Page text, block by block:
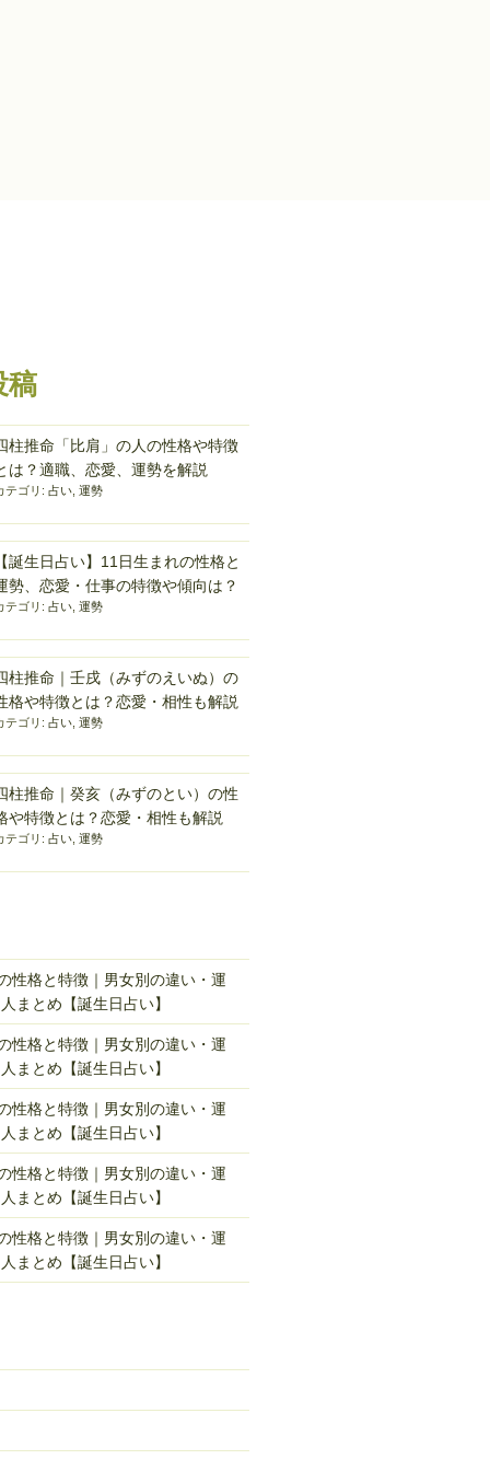
稿
柱推命「比肩」の人の性格や特徴
は？適職、恋愛、運勢を解説
テゴリ: 占い, 運勢
【誕生日占い】11日生まれの性格と
勢、恋愛・仕事の特徴や傾向は？
テゴリ: 占い, 運勢
柱推命｜壬戌（みずのえいぬ）の
格や特徴とは？恋愛・相性も解説
テゴリ: 占い, 運勢
柱推命｜癸亥（みずのとい）の性
や特徴とは？恋愛・相性も解説
テゴリ: 占い, 運勢
性格と特徴｜男女別の違い・運
まとめ【誕生日占い】
性格と特徴｜男女別の違い・運
まとめ【誕生日占い】
性格と特徴｜男女別の違い・運
まとめ【誕生日占い】
性格と特徴｜男女別の違い・運
まとめ【誕生日占い】
性格と特徴｜男女別の違い・運
まとめ【誕生日占い】